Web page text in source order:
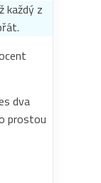
každý z
dva
prostou